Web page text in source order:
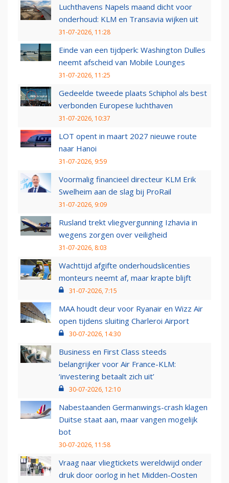
Luchthavens Napels maand dicht voor
onderhoud: KLM en Transavia wijken uit
31-07-2026, 11:28
Einde van een tijdperk: Washington Dulles
neemt afscheid van Mobile Lounges
31-07-2026, 11:25
Gedeelde tweede plaats Schiphol als best
verbonden Europese luchthaven
31-07-2026, 10:37
LOT opent in maart 2027 nieuwe route
naar Hanoi
31-07-2026, 9:59
Voormalig financieel directeur KLM Erik
Swelheim aan de slag bij ProRail
31-07-2026, 9:09
Rusland trekt vliegvergunning Izhavia in
wegens zorgen over veiligheid
31-07-2026, 8:03
Wachttijd afgifte onderhoudslicenties
monteurs neemt af, maar krapte blijft
31-07-2026, 7:15
MAA houdt deur voor Ryanair en Wizz Air
open tijdens sluiting Charleroi Airport
30-07-2026, 14:30
Business en First Class steeds
belangrijker voor Air France-KLM:
‘investering betaalt zich uit’
30-07-2026, 12:10
Nabestaanden Germanwings-crash klagen
Duitse staat aan, maar vangen mogelijk
bot
30-07-2026, 11:58
Vraag naar vliegtickets wereldwijd onder
druk door oorlog in het Midden-Oosten